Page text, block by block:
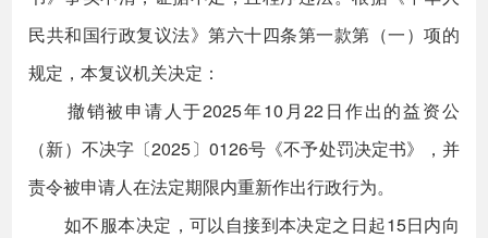
民共和国行政复议法》第六十四条第一款第（一）项的
规定，本复议机关决定：
撤销被申请人于2025年10月22日作出的益资公
（新）不决字〔2025〕0126号《不予处罚决定书》，并
责令被申请人在法定期限内重新作出行政行为。
如不服本决定，可以自接到本决定之日起15日内向